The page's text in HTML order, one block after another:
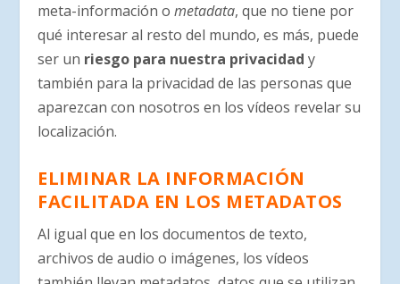
meta-información ometadata, que no tiene por
qué interesar al resto del mundo, es más, puede
ser un riesgo para nuestra privacidad y
también para la privacidad de las personas que
aparezcan con nosotros en los vídeos revelar su
localización.
ELIMINAR LA INFORMACIÓN
FACILITADA EN LOS METADATOS
Al igual que en los documentos de texto,
archivos de audio o imágenes, los vídeos